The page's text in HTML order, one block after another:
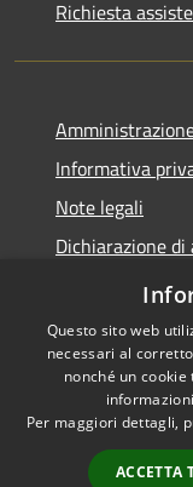
Richiesta
Informativa
Note legali
Dichiarazione
Privacy e
Accessibilità
Questo sito web
necessari al
nonché un
Per maggiori dettagli,
ACCETTA